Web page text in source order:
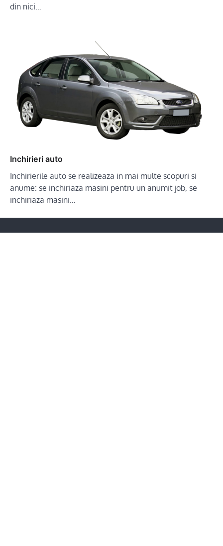
din nici…
Inchirieri auto
Inchirierile auto se realizeaza in mai multe scopuri si
anume: se inchiriaza masini pentru un anumit job, se
inchiriaza masini…